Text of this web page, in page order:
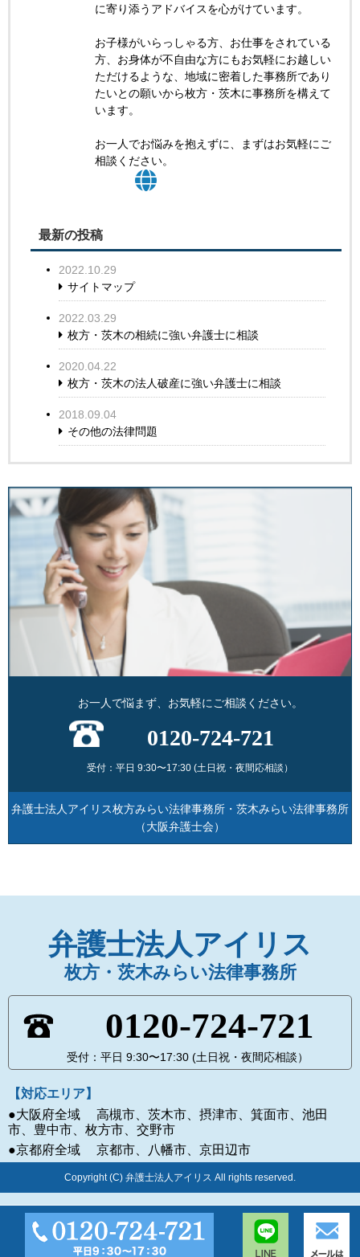
に寄り添うアドバイスを心がけています。
お子様がいらっしゃる方、お仕事をされている
方、お身体が不自由な方にもお気軽にお越しい
ただけるような、地域に密着した事務所であり
たいとの願いから枚方・茨木に事務所を構えて
います。
お一人でお悩みを抱えずに、まずはお気軽にご
相談ください。
最新の投稿
2022.10.29
サイトマップ
2022.03.29
枚方・茨木の相続に強い弁護士に相談
2020.04.22
枚方・茨木の法人破産に強い弁護士に相談
2018.09.04
その他の法律問題
お一人で悩まず、お気軽にご相談ください。
0120-724-721
受付：平日 9:30〜17:30 (土日祝・夜間応相談）
弁護士法人アイリス枚方みらい法律事務所・茨木みらい法律事務所
（大阪弁護士会）
弁護士法人アイリス
枚方・茨木みらい法律事務所
0120-724-721
受付：平日 9:30〜17:30 (土日祝・夜間応相談）
【対応エリア】
●大阪府全域 高槻市、茨木市、摂津市、箕面市、池田
市、豊中市、枚方市、交野市
●京都府全域 京都市、八幡市、京田辺市
Copyright (C) 弁護士法人アイリス All rights reserved.